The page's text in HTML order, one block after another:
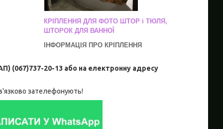
КРІПЛЕННЯ ДЛЯ ФОТО ШТОР і ТЮЛЯ,
ШТОРОК ДЛЯ ВАННОЇ
ІНФОРМАЦІЯ ПРО КРІПЛЕННЯ
20-13 або на електронну адресу
зателефонують!